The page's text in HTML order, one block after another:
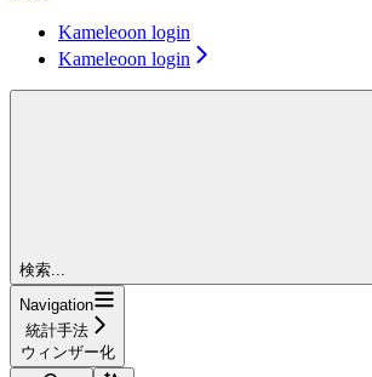
Kameleoon login
Kameleoon login
検索...
Navigation
統計手法
ウィンザー化